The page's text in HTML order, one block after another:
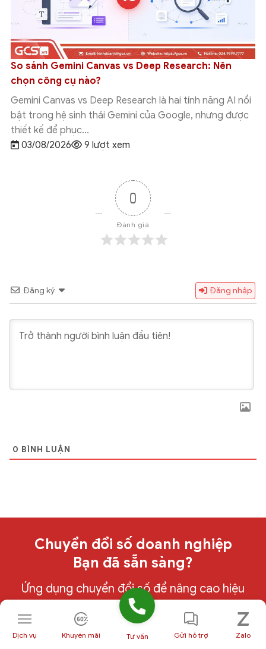
So sánh Gemini Canvas vs Deep Research: Nên
chọn công cụ nào?
Gemini Canvas vs Deep Research là hai tính năng AI nổi
bật trong hệ sinh thái Gemini của Google, nhưng được
thiết kế để phục...
03/08/2026
9 lượt xem
0
Đánh giá
Đăng ký Đăng nhập
0 BÌNH LUẬN
Chuyển đổi số doanh nghiệp
Bạn đã sẵn sàng?
Ứng dụng chuyển đổi số để nâng cao hiệu
suất và sinh lời nhanh chóng với GCS -
Thương hiệu thuộc HVN Group
Dịch vụ Khuyến mãi Tư vấn Gửi hỗ trợ Zalo